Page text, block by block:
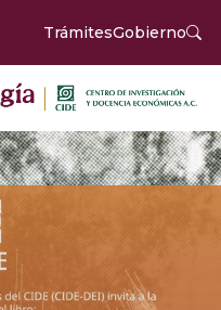
TrámitesGobierno